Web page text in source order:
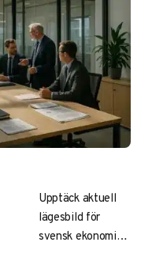
internationella
jämförelser. Tips
för nybörjare,
karriär och cirkulär
ekonomi.
Upptäck aktuell
lägesbild för
svensk ekonomi